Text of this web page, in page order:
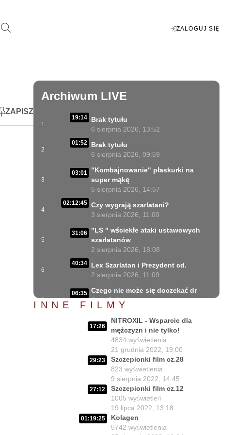
ZALOGUJ SIĘ
Enter
fullscreen
ZAPISZ
Archiwum LIVE
1
19:14
Brak tytułu
6 sierpnia 2026, 13:52
2
01:52
Brak tytułu
6 sierpnia 2026, 09:59
3
03:01
"Kombajnowanie" płaskurki na
super mąkę
5 sierpnia 2026, 14:57
4
02:12:45 Czy wygrają szarlatani?
3 sierpnia 2026, 11:00
5
31:06
"LS " wściekłe ataki ustawowych
szarlatanów
2 sierpnia 2026, 18:08
6
40:34
Lex Szarlatan i Prezydent cd.
2 sierpnia 2026, 11:09
7
06:35 Czego nie może się doczekać dr
Suwała?
1 sierpnia 2026, 16:01
Szczepionkowa bańka w końcu
1 sierpnia 2026, 10:02
NIESPODZIANKA u Prezydenta
Nawrockiego!!
30 lipca 2026, 15:45
Czy Prezydent uratuje chorych
Polaków?
29 lipca 2026, 11:00
Czy da się lepiej leczyć ?
INNE FILMY
17:26
NITROXIL - Wsparcie dla
mężczyzn i nie tylko!
4834 wyświetlenia
21 grudnia 2022, 19:00
29:23
Szczepionki film cz.28
823 wyświetlenia
9 sierpnia 2022, 14:45
27:12
Szczepionki film cz.12
1005 wyświetleń
19 lipca 2022, 13:18
01:19:25
Kolagen
5742 wyświetlenia